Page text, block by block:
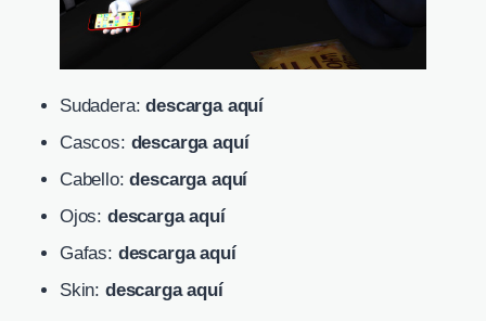
Sudadera:descarga aquí
Cascos: descarga aquí
Cabello:descarga aquí
Ojos: descarga aquí
Gafas: descarga aquí
Skin: descarga aquí